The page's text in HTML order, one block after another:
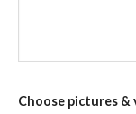
Choose pictures &